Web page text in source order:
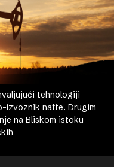
tehnologiji
izvoznik nafte. Drugim
na Bliskom istoku